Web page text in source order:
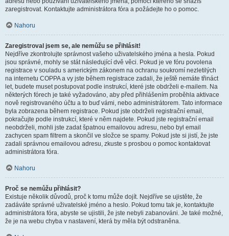
zaregistrovat. Kontaktujte administrátora fóra a požádejte ho o pomoc.
Nahoru
Zaregistroval jsem se, ale nemůžu se přihlásit!
Nejdříve zkontrolujte správnost vašeho uživatelského jména a hesla. Pokud
jsou správné, mohly se stát následující dvě věci. Pokud je ve fóru povolena
registrace v souladu s americkým zákonem na ochranu soukromí nezletilých
na internetu COPPA a vy jste během registrace zadali, že ještě nemáte třináct
let, budete muset postupovat podle instrukcí, které jste obdrželi e-mailem. Na
některých fórech je také vyžadováno, aby před přihlášením proběhla aktivace
nově registrovaného účtu a to buď vámi, nebo administrátorem. Tato informace
byla zobrazena během registrace. Pokud jste obdrželi registrační email,
pokračujte podle instrukcí, které v něm najdete. Pokud jste registrační email
neobdrželi, mohli jste zadat špatnou emailovou adresu, nebo byl email
zachycen spam filtrem a skončil ve složce se spamy. Pokud jste si jistí, že jste
zadali správnou emailovou adresu, zkuste s prosbou o pomoc kontaktovat
administrátora fóra.
Nahoru
Proč se nemůžu přihlásit?
Existuje několik důvodů, proč k tomu může dojít. Nejdříve se ujistěte, že
zadáváte správné uživatelské jméno a heslo. Pokud tomu tak je, kontaktujte
administrátora fóra, abyste se ujistili, že jste nebyli zabanováni. Je také možné,
že je na webu chyba v nastavení, která by měla být odstraněna.